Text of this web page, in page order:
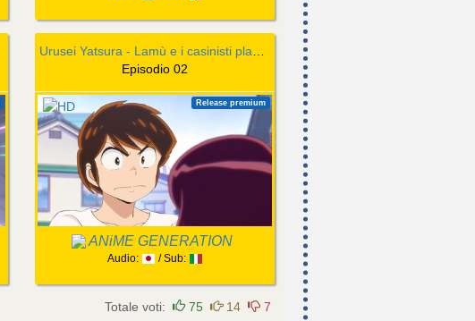
Episodio 02
Release premium
ANiME GENERATION
Audio: / Sub:
Totale voti: 75 14 7